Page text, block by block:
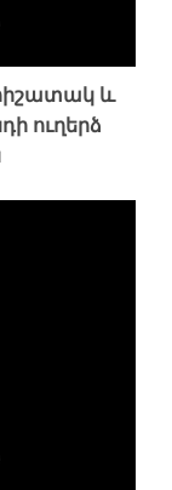
հիշատակ և
ուղերձ